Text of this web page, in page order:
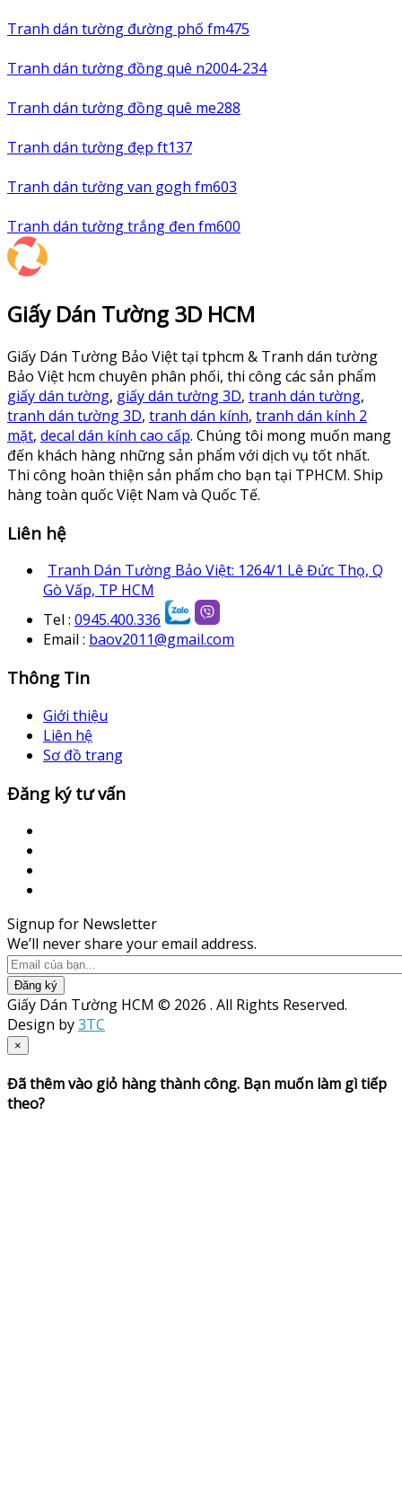
Tranh dán tường đường phố fm475
Tranh dán tường đồng quê n2004-234
Tranh dán tường đồng quê me288
Tranh dán tường đẹp ft137
Tranh dán tường van gogh fm603
Tranh dán tường trắng đen fm600
Giấy Dán Tường 3D HCM
Giấy Dán Tường Bảo Việt tại tphcm & Tranh dán tường
Bảo Việt hcm chuyên phân phối, thi công các sản phẩm
giấy dán tường, giấy dán tường 3D, tranh dán tường,
tranh dán tường 3D, tranh dán kính, tranh dán kính 2
mặt, decal dán kính cao cấp. Chúng tôi mong muốn mang
đến khách hàng những sản phẩm với dịch vụ tốt nhất.
Thi công hoàn thiện sản phẩm cho bạn tại TPHCM. Ship
hàng toàn quốc Việt Nam và Quốc Tế.
Liên hệ
Tranh Dán Tường Bảo Việt: 1264/1 Lê Đức Thọ, Q
Gò Vấp, TP HCM
Tel : 0945.400.336
Email : baov2011@gmail.com
Thông Tin
Giới thiệu
Liên hệ
Sơ đồ trang
Đăng ký tư vấn
Signup for Newsletter
We’ll never share your email address.
Đăng ký
Giấy Dán Tường HCM © 2026 . All Rights Reserved.
Design by3TC
×
Đã thêm vào giỏ hàng thành công. Bạn muốn làm gì tiếp
theo?